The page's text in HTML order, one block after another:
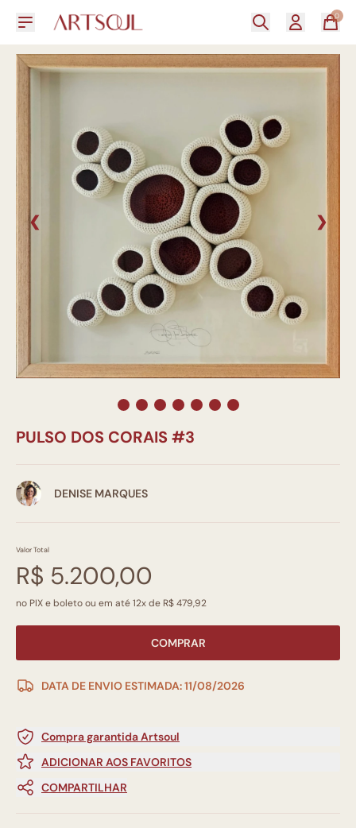
0
❮ ❯
PULSO DOS CORAIS #3
DENISE MARQUES
Valor Total
R$ 5.200,00
no PIX e boleto ou em até 12x de R$ 479,92
COMPRAR
DATA DE ENVIO ESTIMADA: 11/08/2026
Compra garantida Artsoul
ADICIONAR AOS FAVORITOS
COMPARTILHAR